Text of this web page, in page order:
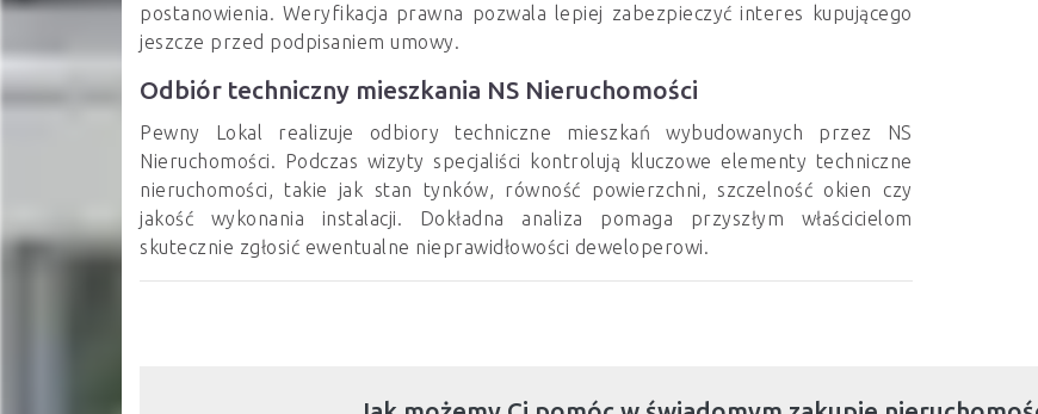
postanowienia. Weryfikacja prawna pozwala lepiej zabezpieczyć interes kupującego
jeszcze przed podpisaniem umowy.
Odbiór techniczny mieszkania NS Nieruchomości
Pewny Lokal realizuje odbiory techniczne mieszkań wybudowanych przez NS
Nieruchomości. Podczas wizyty specjaliści kontrolują kluczowe elementy techniczne
nieruchomości, takie jak stan tynków, równość powierzchni, szczelność okien czy
jakość wykonania instalacji. Dokładna analiza pomaga przyszłym właścicielom
skutecznie zgłosić ewentualne nieprawidłowości deweloperowi.